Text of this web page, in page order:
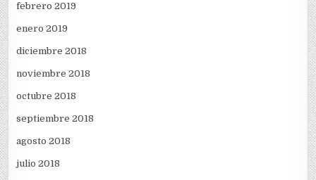
febrero 2019
enero 2019
diciembre 2018
noviembre 2018
octubre 2018
septiembre 2018
agosto 2018
julio 2018